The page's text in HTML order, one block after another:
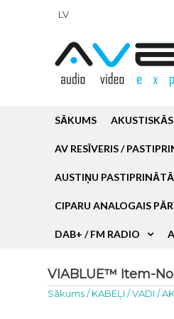
LV
SĀKUMS
AV RESĪVERIS /
AUSTIŅU
CIPARU ANALOGAIS
DAB+ / FM RADIO
VIABLUE™ Item-No.
Sākums/KABEĻI / VADI /